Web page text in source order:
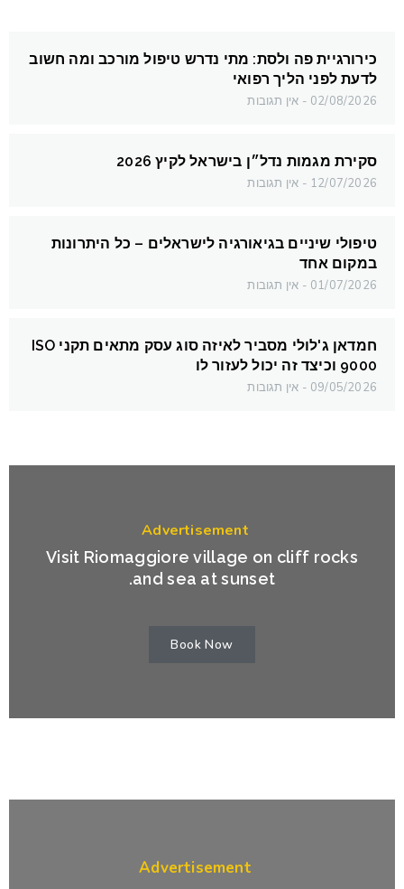
כירורגיית פה ולסת: מתי נדרש טיפול מורכב ומה חשוב
לדעת לפני הליך רפואי
02/08/2026 אין תגובות
סקירת מגמות נדל״ן בישראל לקיץ 2026
12/07/2026 אין תגובות
טיפולי שיניים בגיאורגיה לישראלים – כל היתרונות
במקום אחד
01/07/2026 אין תגובות
חמדאן ג'לולי מסביר לאיזה סוג עסק מתאים תקני ISO
9000 וכיצד זה יכול לעזור לו
09/05/2026 אין תגובות
Advertisement
Visit Riomaggiore village on cliff rocks
and sea at sunset.
Book Now
Advertisement